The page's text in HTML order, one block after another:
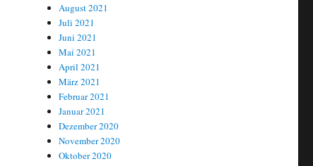
August 2021
Juli 2021
Juni 2021
Mai 2021
April 2021
März 2021
Februar 2021
Januar 2021
Dezember 2020
November 2020
Oktober 2020